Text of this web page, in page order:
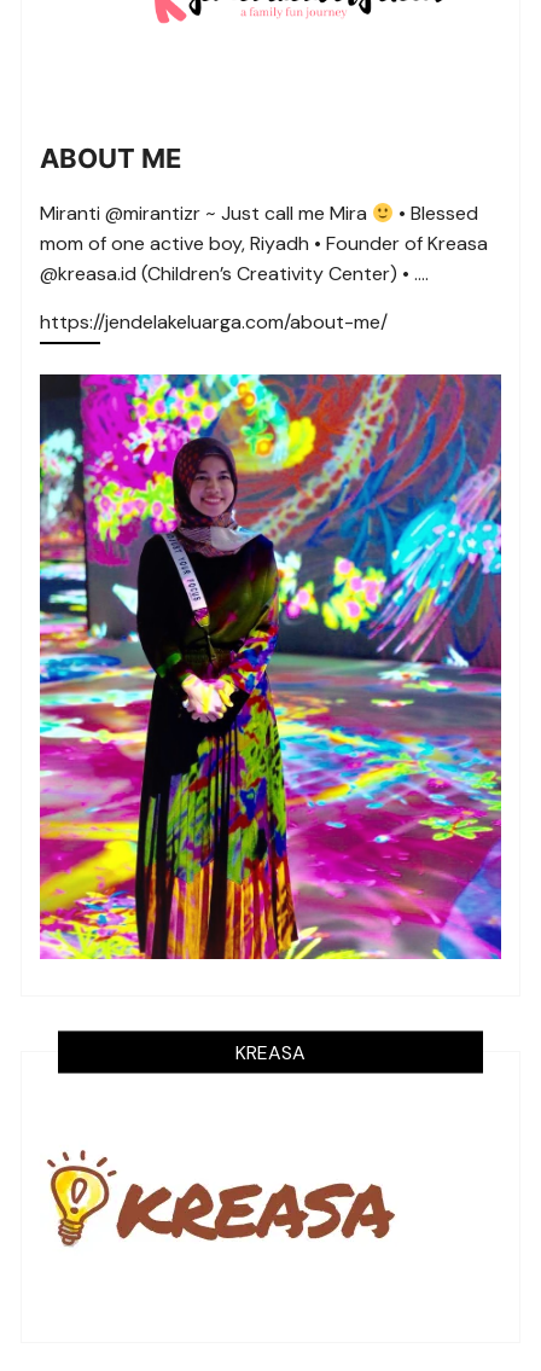
ABOUT ME
Miranti @mirantizr ~ Just call me Mira
• Blessed
mom of one active boy, Riyadh • Founder of Kreasa
@kreasa.id (Children’s Creativity Center) • ….
https://jendelakeluarga.com/about-me/
KREASA